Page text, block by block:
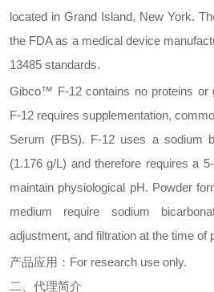
located in Grand Island, New York.
the FDA as a medical device
13485 standards.
Gibco™ F-12 contains no proteins or
F-12 requires supplementation,
Serum (FBS). F-12 uses a sodium
(1.176 g/L) and therefore requires a
maintain physiological pH. Powder
medium require sodium
adjustment, and filtration at the time of
产品应用： For research use only.
二、 代理简介